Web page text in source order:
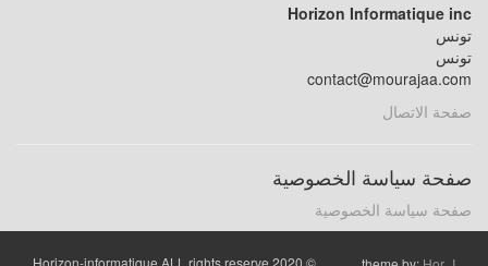
Horizon Informatique inc
تونس
تونس
contact@mourajaa.com
صفحة الاتصال
صفحة سياسة الخصوصية
صفحة سياسة الخصوصية
© 2020 Horizon-informatique ALL rights reserve